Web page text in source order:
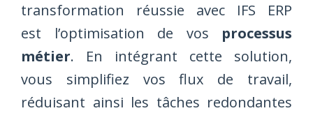
transformation réussie avec IFS ERP
est l’optimisation de vos processus
métier. En intégrant cette solution,
vous simplifiez vos flux de travail,
réduisant ainsi les tâches redondantes